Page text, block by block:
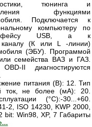
тюнинга и
функциями
Подключается к
компьютеру по
USB, а к
каналу (К или L -линии)
(ЭБУ). Программой
семейства ВАЗ и ГАЗ.
II диагностируются
питания (В): 12. Тип
ток, не более (мА): 20.
(°С):-30...+60.
2, ISO 14230, KWP 2000,
Win98, XP, 7 Габариты